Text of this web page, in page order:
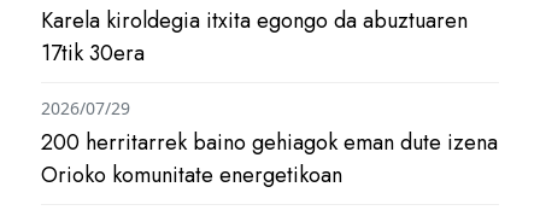
Karela kiroldegia itxita egongo da abuztuaren
17tik 30era
200 herritarrek baino gehiagok eman dute izena
Orioko komunitate energetikoan
2026/07/29